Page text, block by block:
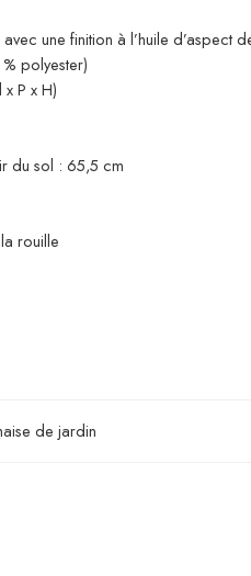
une finition à l’huile d’aspect
polyester)
P x H)
du sol : 65,5 cm
rouille
de jardin